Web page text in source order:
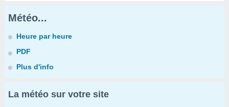
Météo...
Heure par heure
PDF
Plus d'info
La météo sur votre site